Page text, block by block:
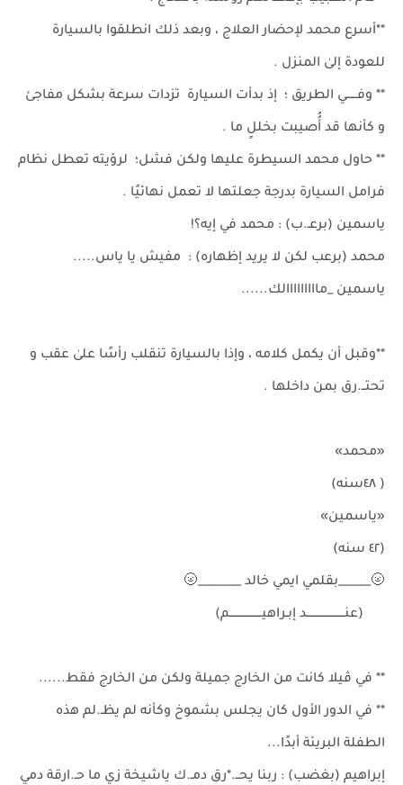
**أسرع محمد لإحضار العلاج ، وبعد ذلك انطلقوا بالسيارة
للعودة إلىٰ المنزل .
** وفــــــي الطريق ؛ إذ بدأت السيارة تزدات سرعة بشكل مفاجئ
و كأنها قد أُُصيبت بخللٍ ما .
** حاول محمد السيطرة عليها ولكن فشل؛ لرؤيته تعطل نظام
فرامل السيارة بدرجة جعلتها لا تعمل نهائيًا .
ياسمين (برعـ.ب) : محمد في إيه؟!
محمد (برعب لكن لا يريد إظهاره) : مفيش يا ياس.....
ياسمين _مااااااااالك......
**وقبل أن يكمل كلامه ، وإذا بالسيارة تنقلب رأسًا علىٰ عقب و
تحتــ.رق بمن داخلها .
«محمد»
( ٤٨سنه)
«ياسمين»
(٤٢ سنه)
🌝______بقلمي ايمي خالد ________🌝
(عنـــــــــــــــــــــد إبـراهيــــــــــــــــــم)
** في ڤيلا كانت من الخارج جميلة ولكن من الخارج فقط......
** في الدور الأول كان يجلس بشموخ وكأنه لم يظـ.لم هذه
الطفلة البريئة أبدًا...
إبراهيم (بغضب) : ربنا يحــ.*رق دمـ.ك ياشيخة زي ما حـ.ارقة دمي